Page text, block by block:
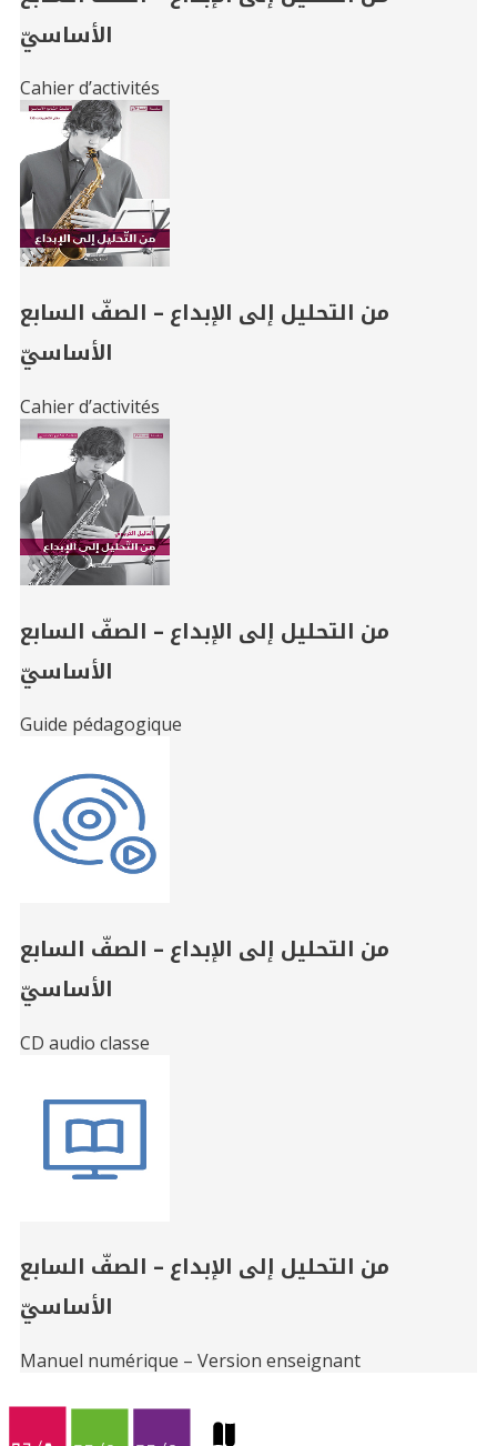
الأساسيّ
Cahier d’activités
من التحليل إلى الإبداع – الصفّ السابع
الأساسيّ
Cahier d’activités
من التحليل إلى الإبداع – الصفّ السابع
الأساسيّ
Guide pédagogique
من التحليل إلى الإبداع – الصفّ السابع
الأساسيّ
CD audio classe
من التحليل إلى الإبداع – الصفّ السابع
الأساسيّ
Manuel numérique – Version enseignant